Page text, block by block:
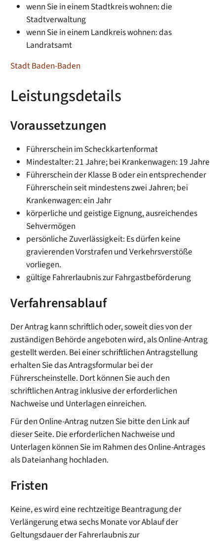
wenn Sie in einem Stadtkreis wohnen: die
Stadtverwaltung
wenn Sie in einem Landkreis wohnen: das
Landratsamt
Stadt Baden-Baden
Leistungsdetails
Voraussetzungen
Führerschein im Scheckkartenformat
Mindestalter: 21 Jahre; bei Krankenwagen: 19 Jahre
Führerschein der Klasse B oder ein entsprechender
Führerschein seit mindestens zwei Jahren; bei
Krankenwagen: ein Jahr
körperliche und geistige Eignung, ausreichendes
Sehvermögen
persönliche Zuverlässigkeit: Es dürfen keine
gravierenden Vorstrafen und Verkehrsverstöße
vorliegen.
gültige Fahrerlaubnis zur Fahrgastbeförderung
Verfahrensablauf
Der Antrag kann schriftlich oder, soweit dies von der
zuständigen Behörde angeboten wird, als Online-Antrag
gestellt werden. Bei einer schriftlichen Antragstellung
erhalten Sie das Antragsformular bei der
Führerscheinstelle. Dort können Sie auch den
schriftlichen Antrag inklusive der erforderlichen
Nachweise und Unterlagen einreichen.
Für den Online-Antrag nutzen Sie bitte den Link auf
dieser Seite. Die erforderlichen Nachweise und
Unterlagen können Sie im Rahmen des Online-Antrages
als Dateianhang hochladen.
Fristen
Keine, es wird eine rechtzeitige Beantragung der
Verlängerung etwa sechs Monate vor Ablauf der
Geltungsdauer der Fahrerlaubnis zur